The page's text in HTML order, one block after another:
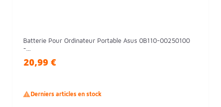
Batterie Pour Ordinateur Portable Asus 0B110-00250100
-...
20,99 €
Derniers articles en stock